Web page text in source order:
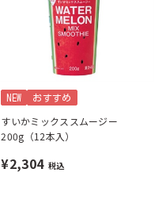
NEW おすすめ
すいかミックススムージー
200g（12本入）
¥2,304 税込